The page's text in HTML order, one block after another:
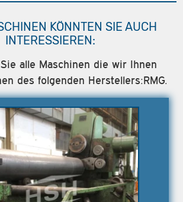
KÖNNTEN SIE AUCH
INTERESSIEREN:
alle Maschinen die wir Ihnen
des folgenden Herstellers:RMG.